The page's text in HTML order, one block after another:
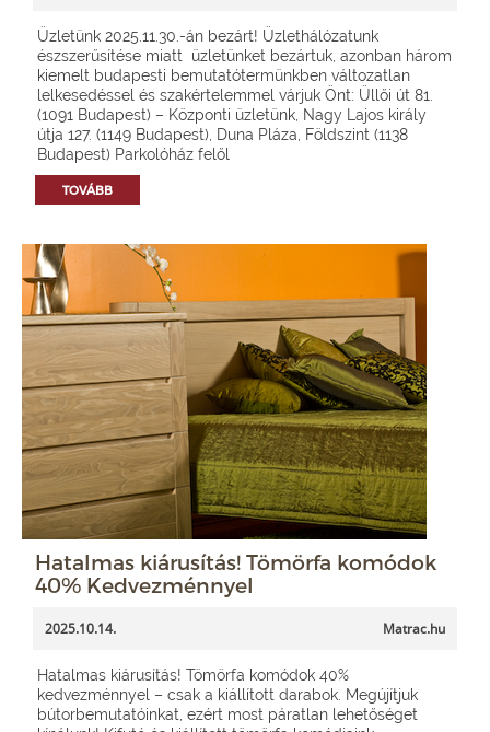
Üzletünk 2025.11.30.-án bezárt! Üzlethálózatunk
észszerűsítése miatt üzletünket bezártuk, azonban három
kiemelt budapesti bemutatótermünkben változatlan
lelkesedéssel és szakértelemmel várjuk Önt: Üllői út 81.
(1091 Budapest) – Központi üzletünk, Nagy Lajos király
útja 127. (1149 Budapest), Duna Pláza, Földszint (1138
Budapest) Parkolóház felől
TOVÁBB
Hatalmas kiárusítás! Tömörfa komódok
40% Kedvezménnyel
2025.10.14. Matrac.hu
Hatalmas kiárusítás! Tömörfa komódok 40%
kedvezménnyel – csak a kiállított darabok. Megújítjuk
bútorbemutatóinkat, ezért most páratlan lehetőséget